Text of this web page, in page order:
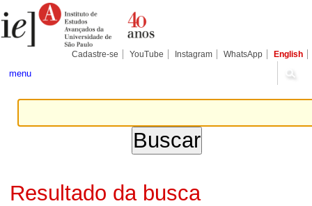
para
conteúdo.
Pessoais
Cadastre-se YouTube Instagram WhatsApp English
menu
Resultado da busca